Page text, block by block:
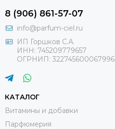
8 (906) 861-57-07
info@parfum-ciel.ru
ИП Горшков С.А.
ИНН: 745209779657
ОГРНИП: 322745600067996
КАТАЛОГ
Витамины и добавки
Парфюмерия